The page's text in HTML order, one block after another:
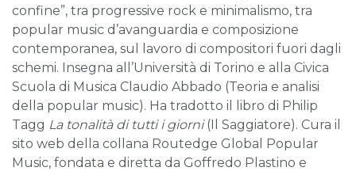
confine”, tra progressive rock e minimalismo, tra
popular music d’avanguardia e composizione
contemporanea, sul lavoro di compositori fuori dagli
schemi. Insegna all’Università di Torino e alla Civica
Scuola di Musica Claudio Abbado (Teoria e analisi
della popular music). Ha tradotto il libro di Philip
Tagg La tonalità di tutti i giorni(Il Saggiatore). Cura il
sito web della collana Routedge Global Popular
Music, fondata e diretta da Goffredo Plastino e